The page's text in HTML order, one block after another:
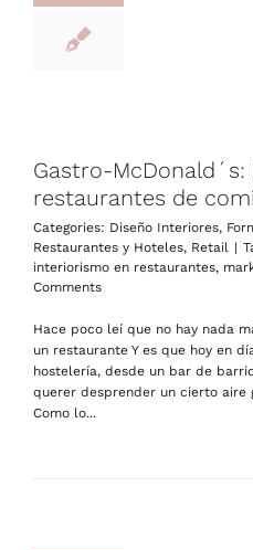
Gastro-
restaurantes de
Categories: Diseño Interiores,
Restaurantes y Hoteles, Retail |
interiorismo en restaurantes,
Comments
Hace poco leí que no hay nada
un restaurante Y es que hoy en
hostelería, desde un bar de
querer desprender un cierto aire
Como lo...